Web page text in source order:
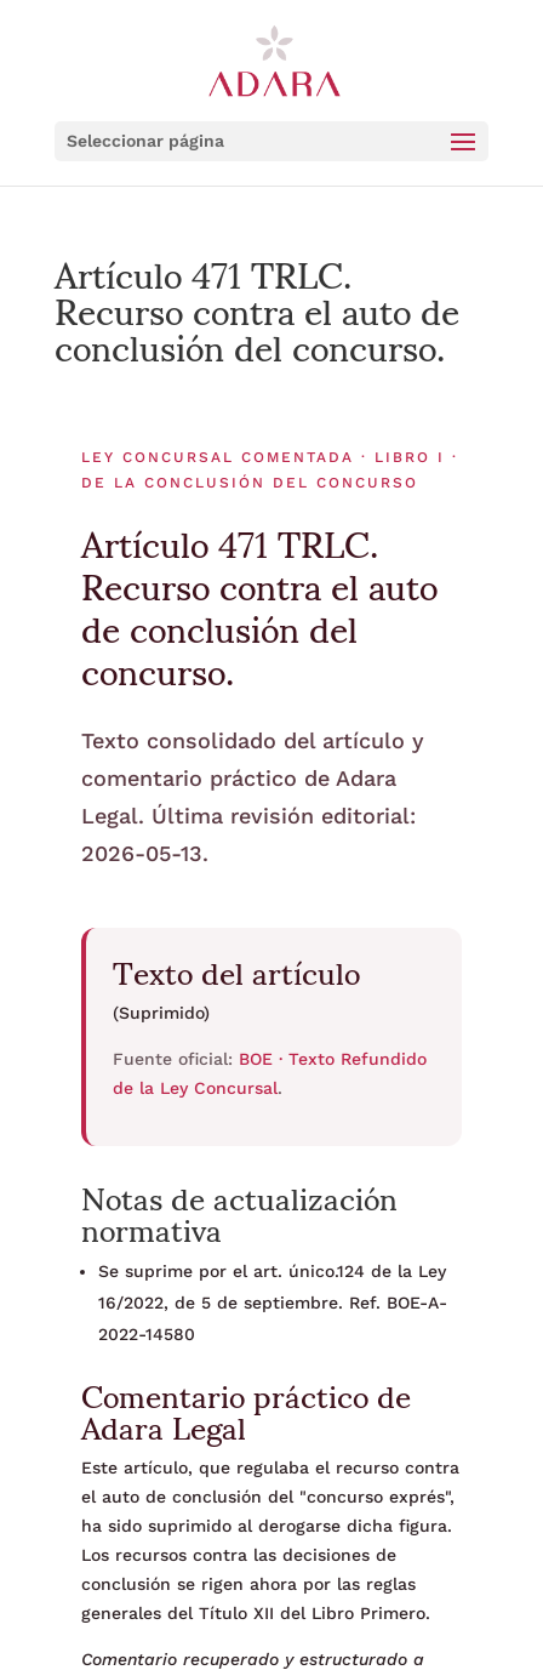
Seleccionar página
Artículo 471 TRLC.
Recurso contra el auto de
conclusión del concurso.
LEY CONCURSAL COMENTADA · LIBRO I ·
DE LA CONCLUSIÓN DEL CONCURSO
Artículo 471 TRLC.
Recurso contra el auto
de conclusión del
concurso.
Texto consolidado del artículo y
comentario práctico de Adara
Legal. Última revisión editorial:
2026-05-13.
Texto del artículo
(Suprimido)
Fuente oficial: BOE · Texto Refundido
de la Ley Concursal.
Notas de actualización
normativa
Se suprime por el art. único.124 de la Ley
16/2022, de 5 de septiembre. Ref. BOE-A-
2022-14580
Comentario práctico de
Adara Legal
Este artículo, que regulaba el recurso contra
el auto de conclusión del "concurso exprés",
ha sido suprimido al derogarse dicha figura.
Los recursos contra las decisiones de
conclusión se rigen ahora por las reglas
generales del Título XII del Libro Primero.
Comentario recuperado y estructurado a